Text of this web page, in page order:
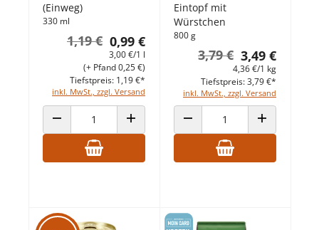
(Einweg)
330 ml
0,99 €
1,19 €
3,00 €/1 l
inkl. MwSt., zzgl. Versand
(+ Pfand 0,25 €)
Tiefstpreis: 1,19 €*
ANZAHL VERRINGERNANZAHL ERHÖHEN
Eintopf mit
Würstchen
800 g
3,49 €
3,79 €
4,36 €/1 kg
inkl. MwSt., zzgl. Versand
Tiefstpreis: 3,79 €*
ANZAHL VERRINGERNANZAHL